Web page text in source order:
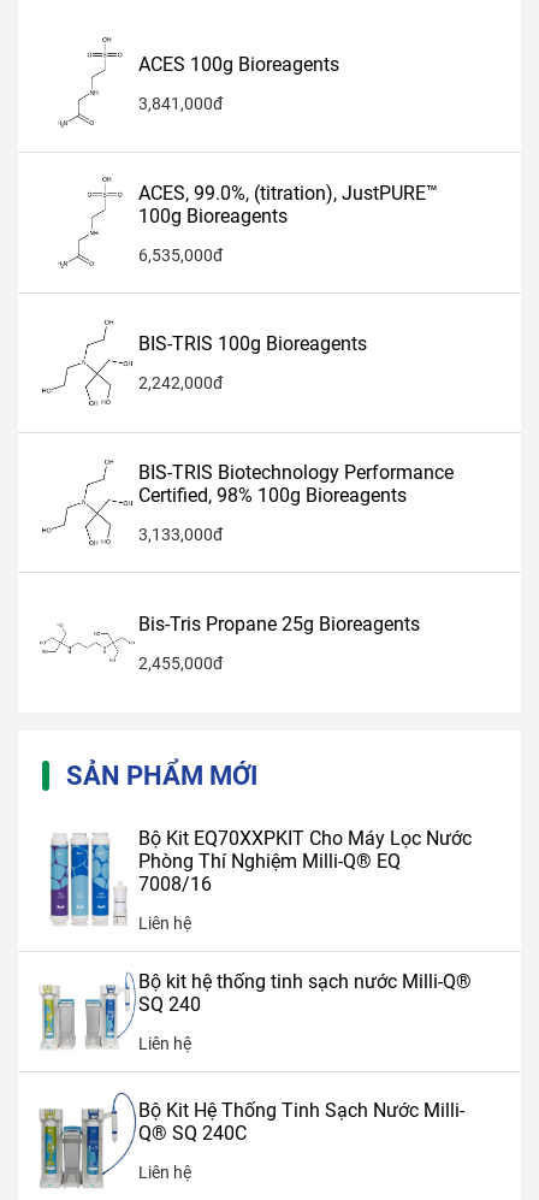
ACES 100g Bioreagents
3,841,000đ
ACES, 99.0%, (titration), JustPURE™
100g Bioreagents
6,535,000đ
BIS-TRIS 100g Bioreagents
2,242,000đ
BIS-TRIS Biotechnology Performance
Certified, 98% 100g Bioreagents
3,133,000đ
Bis-Tris Propane 25g Bioreagents
2,455,000đ
SẢN PHẨM MỚI
Bộ Kit EQ70XXPKIT Cho Máy Lọc Nước
Phòng Thí Nghiệm Milli-Q® EQ
7008/16
Liên hệ
Bộ kit hệ thống tinh sạch nước Milli-Q®
SQ 240
Liên hệ
Bộ Kit Hệ Thống Tinh Sạch Nước Milli-
Q® SQ 240C
Liên hệ